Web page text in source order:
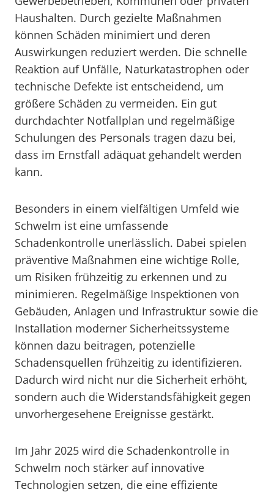
Haushalten. Durch gezielte Maßnahmen
können Schäden minimiert und deren
Auswirkungen reduziert werden. Die schnelle
Reaktion auf Unfälle, Naturkatastrophen oder
technische Defekte ist entscheidend, um
größere Schäden zu vermeiden. Ein gut
durchdachter Notfallplan und regelmäßige
Schulungen des Personals tragen dazu bei,
dass im Ernstfall adäquat gehandelt werden
kann.
Besonders in einem vielfältigen Umfeld wie
Schwelm ist eine umfassende
Schadenkontrolle unerlässlich. Dabei spielen
präventive Maßnahmen eine wichtige Rolle,
um Risiken frühzeitig zu erkennen und zu
minimieren. Regelmäßige Inspektionen von
Gebäuden, Anlagen und Infrastruktur sowie die
Installation moderner Sicherheitssysteme
können dazu beitragen, potenzielle
Schadensquellen frühzeitig zu identifizieren.
Dadurch wird nicht nur die Sicherheit erhöht,
sondern auch die Widerstandsfähigkeit gegen
unvorhergesehene Ereignisse gestärkt.
Im Jahr 2025 wird die Schadenkontrolle in
Schwelm noch stärker auf innovative
Technologien setzen, die eine effiziente